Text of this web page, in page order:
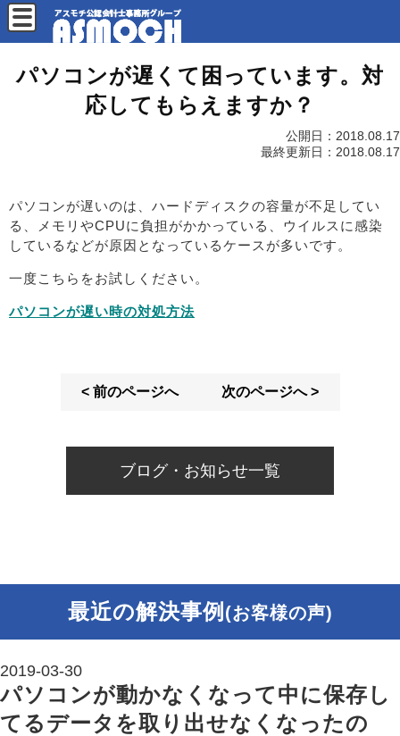
パソコンが遅くて困っています。対
応してもらえますか？
公開日： 2018.08.17
最終更新日： 2018.08.17
パソコンが遅いのは、ハードディスクの容量が不足してい
る、メモリやCPUに負担がかかっている、ウイルスに感染
しているなどが原因となっているケースが多いです。
一度こちらをお試しください。
パソコンが遅い時の対処方法
< 前のページへ 次のページへ >
ブログ・お知らせ一覧
最近の解決事例 (お客様の声)
2019-03-30
パソコンが動かなくなって中に保存し
てるデータを取り出せなくなったの